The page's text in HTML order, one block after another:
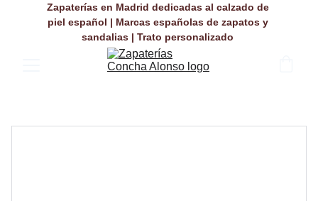
Zapaterías en Madrid dedicadas al calzado de
piel español | Marcas españolas de zapatos y
sandalias | Trato personalizado